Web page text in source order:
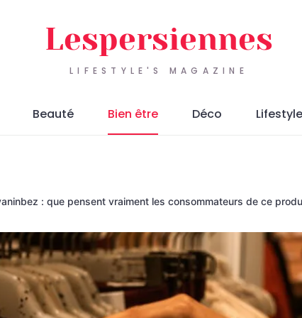
LIFESTYLE'S MAGAZINE
Lespersiennes
Beauté Bien être Déco Lifestyle
: que pensent vraiment les consommateurs de ce